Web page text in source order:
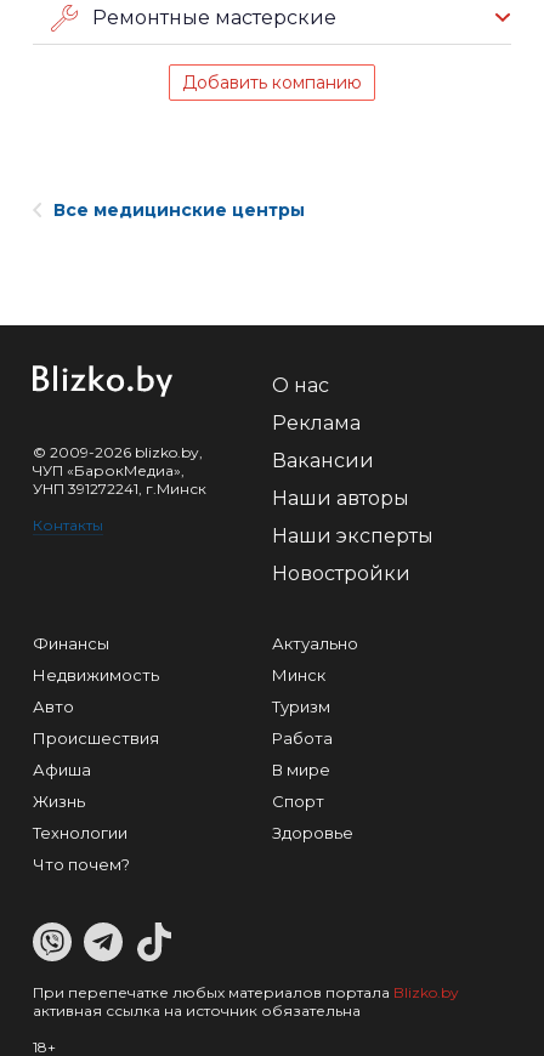
Ремонтные мастерские
Добавить компанию
Все медицинские центры
© 2009-2026 blizko.by,
ЧУП «БарокМедиа»,
УНП 391272241, г.Минск
Контакты
О нас
Реклама
Вакансии
Наши авторы
Наши эксперты
Новостройки
Финансы
Недвижимость
Авто
Происшествия
Афиша
Жизнь
Технологии
Что почем?
Актуально
Минск
Туризм
Работа
В мире
Спорт
Здоровье
При перепечатке любых материалов портала Blizko.by
активная ссылка на источник обязательна
18+